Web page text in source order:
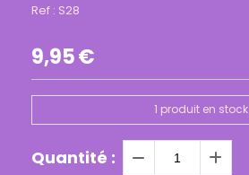
Ref : S28
9,95€
1 produit en stock
Quantité :